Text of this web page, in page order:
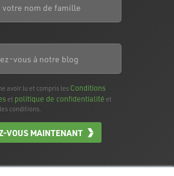
avoir lu et compris les Conditions
et politique de confidentialité et
conditions.
VOUS MAINTENANT